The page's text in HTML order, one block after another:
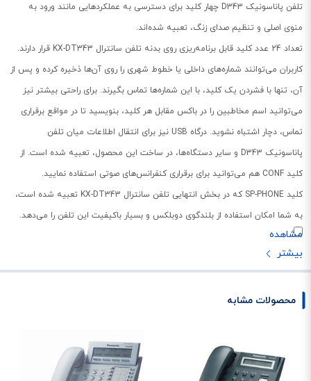
تلفن پاناسونیک D343 چهار کلید برای دسترسی به عملکردهایی مانند ورود به
منوی اصلی و تنظیم صدای زنگ، تعبیه شده‌اند.
تعداد 24 عدد کلید قابل برنامه‌ریزی روی بدنه تلفن سانترال KX-DT343 قرار دارند.
کاربران می‌توانند شماره‌های داخلی یا خطوط شهری را روی آن‌ها ذخیره کرده و پس از
آن، تنها با فشردن یک کلید، با این شماره‌ها تماس بگیرند. برای راحتی بیشتر نیز
می‌توانید اسم مخاطبین را در باکس مقابل هر کلید، بنویسید تا در مواقع برقراری
تماس، دچار اشتباه نشوید. درگاه USB نیز برای انتقال اطلاعات میان تلفن
پاناسونیک D343 و سایر دستگاه‌ها، در ساخت این محصول، تعبیه شده است. از
کلید CONF هم می‌توانید برای برقراری کنفرانس‌های صوتی استفاده نمایید.
کلید SP-PHONE که در بخش انتهایی تلفن سانترال KX-DT343 تعبیه شده است،
به شما امکان استفاده از بلندگوی دوبلکس و بسیار باکیفیت این تلفن را می‌دهد.
قابلیت انتقال تماس نیز برای مواقعی که قصد دارید مخاطب پشت خط را به یک
هدست، دفترچه مخاطبین، مسدود کردن تماس‌های ورودی و شماره‌گیری مجدد از
محصولات مشابه